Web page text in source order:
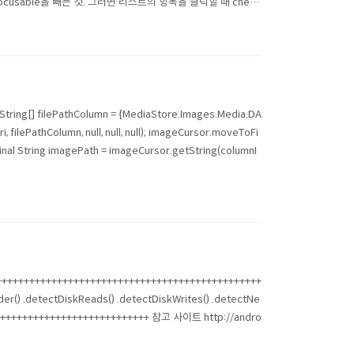
filePathColumn = {MediaStore.Images.Media.DA
null, null, null); imageCursor.moveToFi
String imagePath = imageCursor.getString(columnI
.detectDiskReads() .detectDiskWrites() .detectNe
참고 사이트 http://andro